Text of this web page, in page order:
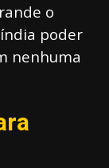
o
poder
nenhuma